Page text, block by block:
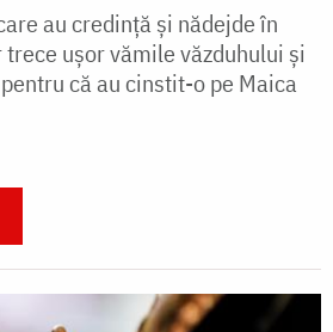
au credință și nădejde în
ușor vămile văzduhului și
că au cinstit-o pe Maica